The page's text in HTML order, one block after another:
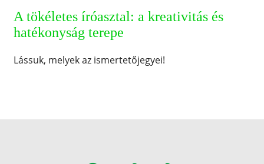
A tökéletes íróasztal: a kreativitás és
hatékonyság terepe
Lássuk, melyek az ismertetőjegyei!